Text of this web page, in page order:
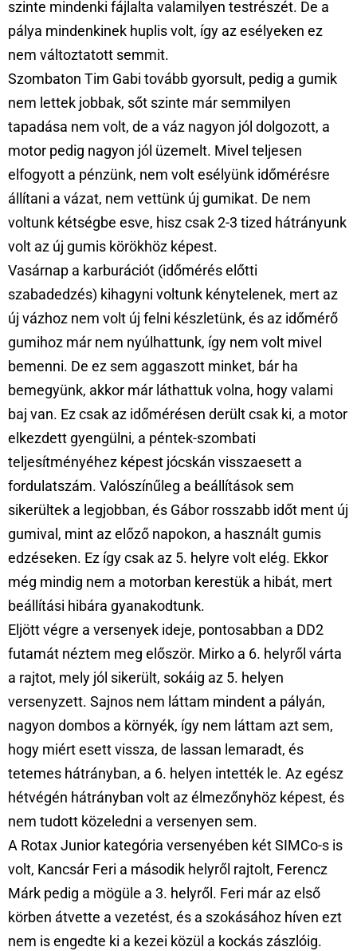
szinte mindenki fájlalta valamilyen testrészét. De a
pálya mindenkinek huplis volt, így az esélyeken ez
nem változtatott semmit.
Szombaton Tim Gabi tovább gyorsult, pedig a gumik
nem lettek jobbak, sőt szinte már semmilyen
tapadása nem volt, de a váz nagyon jól dolgozott, a
motor pedig nagyon jól üzemelt. Mivel teljesen
elfogyott a pénzünk, nem volt esélyünk időmérésre
állítani a vázat, nem vettünk új gumikat. De nem
voltunk kétségbe esve, hisz csak 2-3 tized hátrányunk
volt az új gumis körökhöz képest.
Vasárnap a karburációt (időmérés előtti
szabadedzés) kihagyni voltunk kénytelenek, mert az
új vázhoz nem volt új felni készletünk, és az időmérő
gumihoz már nem nyúlhattunk, így nem volt mivel
bemenni. De ez sem aggaszott minket, bár ha
bemegyünk, akkor már láthattuk volna, hogy valami
baj van. Ez csak az időmérésen derült csak ki, a motor
elkezdett gyengülni, a péntek-szombati
teljesítményéhez képest jócskán visszaesett a
fordulatszám. Valószínűleg a beállítások sem
sikerültek a legjobban, és Gábor rosszabb időt ment új
gumival, mint az előző napokon, a használt gumis
edzéseken. Ez így csak az 5. helyre volt elég. Ekkor
még mindig nem a motorban kerestük a hibát, mert
beállítási hibára gyanakodtunk.
Eljött végre a versenyek ideje, pontosabban a DD2
futamát néztem meg először. Mirko a 6. helyről várta
a rajtot, mely jól sikerült, sokáig az 5. helyen
versenyzett. Sajnos nem láttam mindent a pályán,
nagyon dombos a környék, így nem láttam azt sem,
hogy miért esett vissza, de lassan lemaradt, és
tetemes hátrányban, a 6. helyen intették le. Az egész
hétvégén hátrányban volt az élmezőnyhöz képest, és
nem tudott közeledni a versenyen sem.
A Rotax Junior kategória versenyében két SIMCo-s is
volt, Kancsár Feri a második helyről rajtolt, Ferencz
Márk pedig a mögüle a 3. helyről. Feri már az első
körben átvette a vezetést, és a szokásához híven ezt
nem is engedte ki a kezei közül a kockás zászlóig.